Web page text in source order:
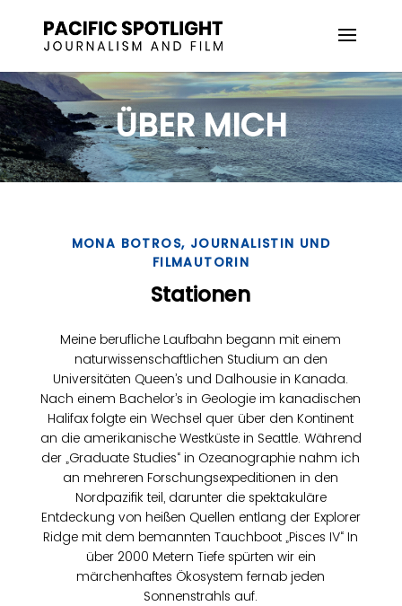
ÜBER MICH
MONA BOTROS, JOURNALISTIN UND
FILMAUTORIN
Stationen
Meine berufliche Laufbahn begann mit einem
naturwissenschaftlichen Studium an den
Universitäten Queen’s und Dalhousie in Kanada.
Nach einem Bachelor’s in Geologie im kanadischen
Halifax folgte ein Wechsel quer über den Kontinent
an die amerikanische Westküste in Seattle. Während
der „Graduate Studies“ in Ozeanographie nahm ich
an mehreren Forschungsexpeditionen in den
Nordpazifik teil, darunter die spektakuläre
Entdeckung von heißen Quellen entlang der Explorer
Ridge mit dem bemannten Tauchboot „Pisces IV“ In
über 2000 Metern Tiefe spürten wir ein
märchenhaftes Ökosystem fernab jeden
Sonnenstrahls auf.